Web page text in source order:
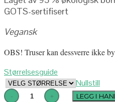
GOTS-sertifisert
Vegansk
OBS! Truser kan dessverre ikke
Størrelsesguide
Nullstill
LEGG I